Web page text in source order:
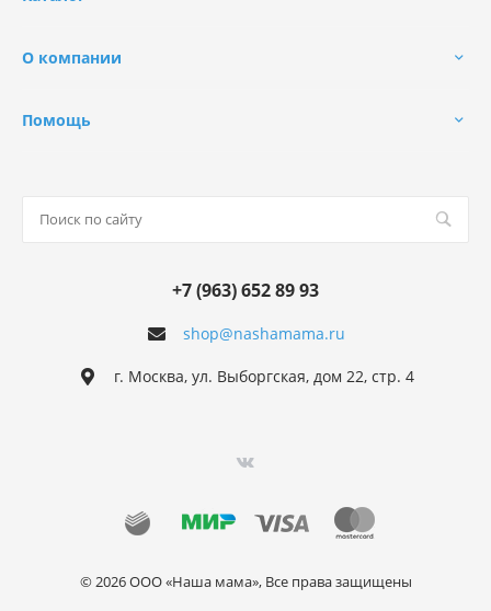
О компании
Помощь
shop@nashamama.ru
+7 (963) 652 89 93
г. Москва, ул. Выборгская, дом 22, стр. 4
© 2026 ООО «Наша мама», Все права защищены